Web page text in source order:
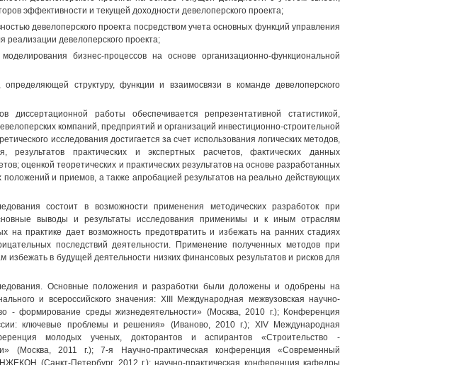
эффективности и текущей доходности девелоперского проекта;
девелоперского проекта посредством учета основных функций управления
реализации девелоперского проекта;
бизнес-процессов на основе организационно-функциональной
определяющей структуру, функции и взаимосвязи в команде девелоперского
диссертационной работы обеспечивается репрезентативной статистикой,
компаний, предприятий и организаций инвестиционно-строительной
исследования достигается за счет использования логических методов,
результатов практических и экспертных расчетов, фактических данных
оценкой теоретических и практических результатов на основе разработанных
и приемов, а также апробацией результатов на реально действующих
состоит в возможности применения методических разработок при
выводы и результаты исследования применимы и к иным отраслям
на практике дает возможность предотвратить и избежать на ранних стадиях
последствий деятельности. Применение полученных методов при
в будущей деятельности низких финансовых результатов и рисков для
Основные положения и разработки были доложены и одобрены на
и всероссийского значения: XIII Международная межвузовская научно-
- формирование среды жизнедеятельности» (Москва, 2010 г.); Конференция
ключевые проблемы и решения» (Иваново, 2010 г.); XIV Международная
молодых ученых, докторантов и аспирантов «Строительство -
(Москва, 2011 г.); 7-я Научно-практическая конференция «Современный
(Санкт-Петербург, 2012 г.); научно-практическая конференция кафедры